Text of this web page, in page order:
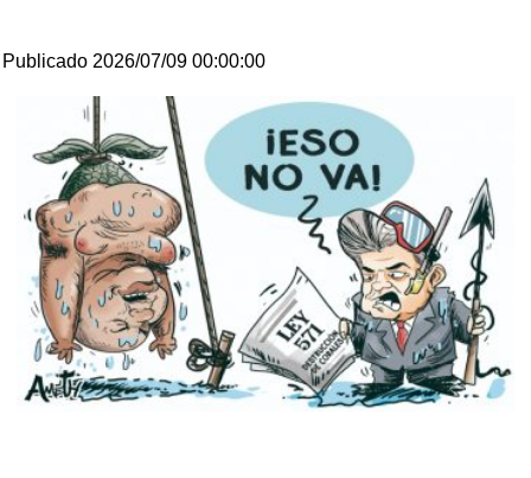
Publicado 2026/07/09 00:00:00